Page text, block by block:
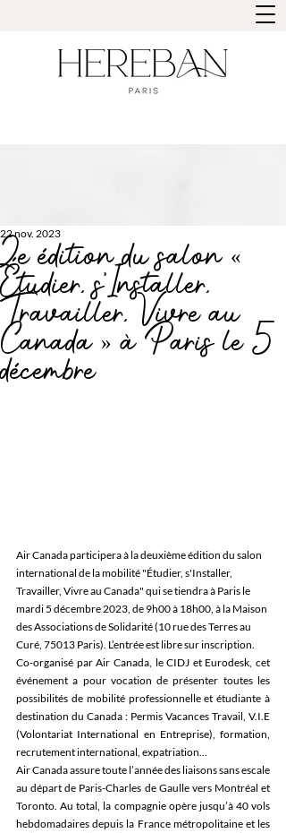
2e édition du salon «
Étudier, s'Installer,
Travailler, Vivre au
Canada » à Paris le 5
décembre
22 nov. 2023
Air Canada participera à la deuxième édition du salon
international de la mobilité "Étudier, s'Installer,
Travailler, Vivre au Canada" qui se tiendra à Paris le
mardi 5 décembre 2023, de 9h00 à 18h00, à la Maison
des Associations de Solidarité (10 rue des Terres au
Curé, 75013 Paris). L’entrée est libre sur inscription.
Co-organisé par Air Canada, le CIDJ et Eurodesk, cet
événement a pour vocation de présenter toutes les
possibilités de mobilité professionnelle et étudiante à
destination du Canada : Permis Vacances Travail, V.I.E
(Volontariat International en Entreprise), formation,
recrutement international, expatriation...
Air Canada assure toute l’année des liaisons sans escale
au départ de Paris-Charles de Gaulle vers Montréal et
Toronto. Au total, la compagnie opère jusqu’à 40 vols
hebdomadaires depuis la France métropolitaine et les